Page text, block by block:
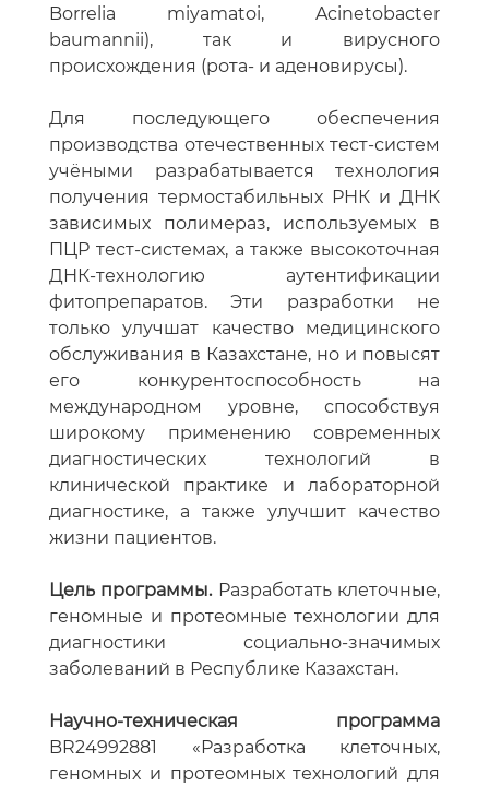
Borrelia miyamatoi, Acinetobacter
baumannii), так и вирусного
происхождения (рота- и аденовирусы).
Для последующего обеспечения
производства отечественных тест-систем
учёными разрабатывается технология
получения термостабильных РНК и ДНК
зависимых полимераз, используемых в
ПЦР тест-системах, а также высокоточная
ДНК-технологию аутентификации
фитопрепаратов. Эти разработки не
только улучшат качество медицинского
обслуживания в Казахстане, но и повысят
его конкурентоспособность на
международном уровне, способствуя
широкому применению современных
диагностических технологий в
клинической практике и лабораторной
диагностике, а также улучшит качество
жизни пациентов.
Цель программы.Разработать клеточные,
геномные и протеомные технологии для
диагностики социально-значимых
заболеваний в Республике Казахстан.
Научно-техническая программа
BR24992881 «Разработка клеточных,
геномных и протеомных технологий для